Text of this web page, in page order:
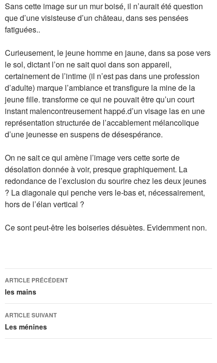
Sans cette image sur un mur boisé, il n’aurait été question
que d’une visisteuse d’un château, dans ses pensées
fatiguées..
Curieusement, le jeune homme en jaune, dans sa pose vers
le sol, dictant l’on ne sait quoi dans son appareil,
certainement de l’intime (il n’est pas dans une profession
d’adulte) marque l’ambiance et transfigure la mine de la
jeune fille. transforme ce qui ne pouvait être qu’un court
instant malencontreusement happé.d’un visage las en une
représentation structurée de l’accablement mélancolique
d’une jeunesse en suspens de désespérance.
On ne sait ce qui amène l’image vers cette sorte de
désolation donnée à voir, presque graphiquement. La
redondance de l’exclusion du sourire chez les deux jeunes
? La diagonale qui penche vers le-bas et, nécessairement,
hors de l’élan vertical ?
Ce sont peut-être les boiseries désuètes. Evidemment non.
Navigation
des
articles
ARTICLE PRÉCÉDENT
les mains
ARTICLE SUIVANT
Les ménines